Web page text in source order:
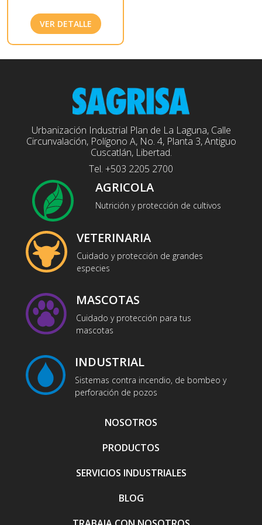
VER DETALLE
Urbanización Industrial Plan de La Laguna, Calle
Circunvalación, Polígono A, No. 4, Planta 3, Antiguo
Cuscatlán, Libertad.
Tel. +503 2205 2700
AGRICOLA
Nutrición y protección de cultivos
VETERINARIA
Cuidado y protección de grandes
especies
MASCOTAS
Cuidado y protección para tus
mascotas
INDUSTRIAL
Sistemas contra incendio, de bombeo y
perforación de pozos
NOSOTROS
PRODUCTOS
SERVICIOS INDUSTRIALES
BLOG